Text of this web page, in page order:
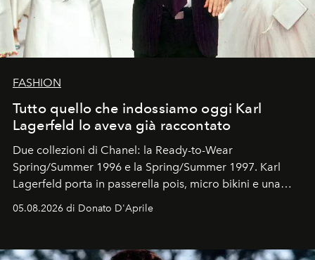
FASHION
Tutto quello che indossiamo oggi Karl
Lagerfeld lo aveva già raccontato
Due collezioni di Chanel: la Ready-to-Wear
Spring/Summer 1996 e la Spring/Summer 1997. Karl
Lagerfeld porta in passerella pois, micro bikini e una
Kate, Claudia e Carla una dietro l'altra. Trent'anni dopo,
uno dei documenti più contemporanei che abbiamo.
05.08.2026 di Donato D'Aprile